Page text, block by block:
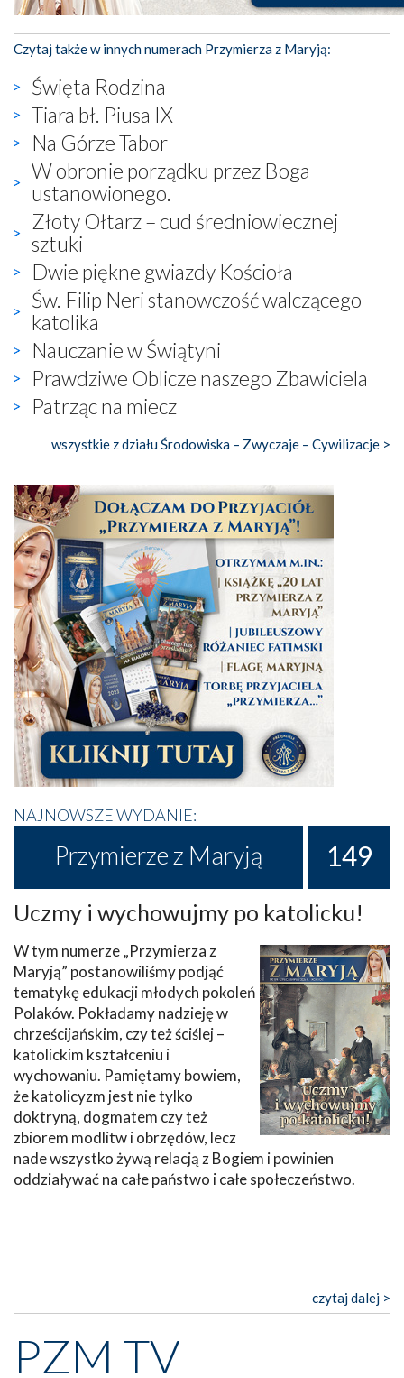
Czytaj także w innych numerach Przymierza z Maryją:
Święta Rodzina
Tiara bł. Piusa IX
Na Górze Tabor
W obronie porządku przez Boga
ustanowionego.
Złoty Ołtarz – cud średniowiecznej
sztuki
Dwie piękne gwiazdy Kościoła
Św. Filip Neri stanowczość walczącego
katolika
Nauczanie w Świątyni
Prawdziwe Oblicze naszego Zbawiciela
Patrząc na miecz
wszystkie z działu Środowiska – Zwyczaje – Cywilizacje >
NAJNOWSZE WYDANIE:
Przymierze z Maryją 149
Uczmy i wychowujmy po katolicku!
W tym numerze „Przymierza z
Maryją” postanowiliśmy podjąć
tematykę edukacji młodych pokoleń
Polaków. Pokładamy nadzieję w
chrześcijańskim, czy też ściślej –
katolickim kształceniu i
wychowaniu. Pamiętamy bowiem,
że katolicyzm jest nie tylko
doktryną, dogmatem czy też
zbiorem modlitw i obrzędów, lecz
nade wszystko żywą relacją z Bogiem i powinien
oddziaływać na całe państwo i całe społeczeństwo.
czytaj dalej >
PZM TV